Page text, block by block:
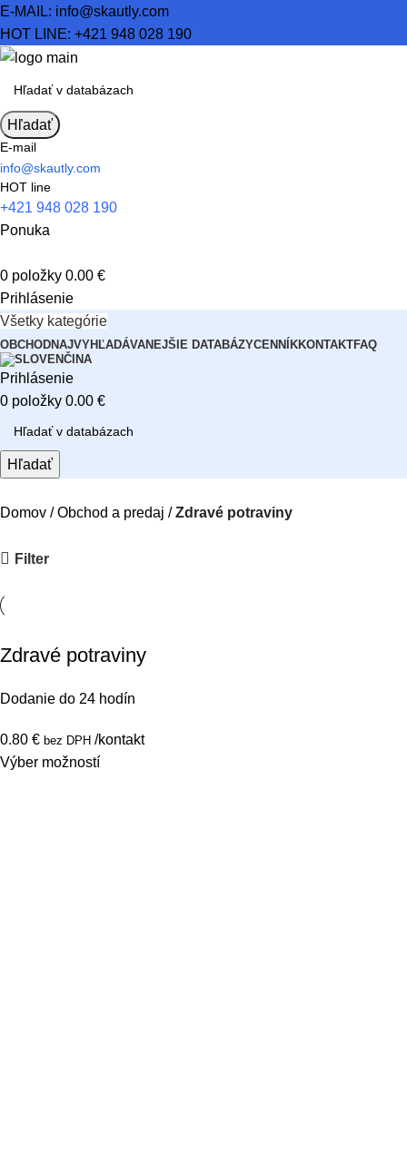
E-MAIL: info@skautly.com
HOT LINE: +421 948 028 190
Hľadať
E-mail
info@skautly.com
HOT line
+421 948 028 190
Ponuka
0 položky 0.00 €
Prihlásenie
Všetky kategórie
OBCHODNAJVYHĽADÁVANEJŠIE DATABÁZYCENNÍKKONTAKTFAQ
Prihlásenie
0 položky 0.00 €
Hľadať
Domov Obchod a predaj Zdravé potraviny
Filter
Zdravé potraviny
Dodanie do 24 hodín
0.80 € bez DPH /kontakt
Výber možností